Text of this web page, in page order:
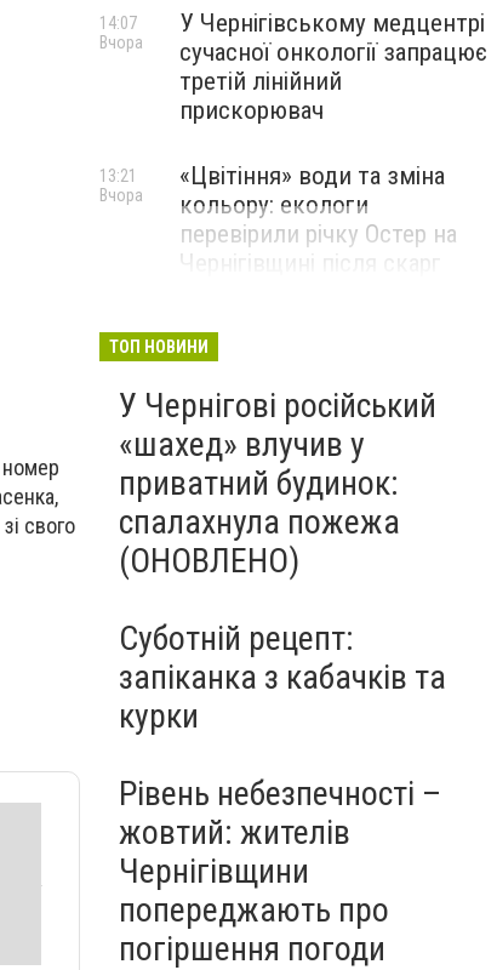
номер
свого
У Чернігівському медцентрі
сучасної онкології запрацює
третій лінійний
прискорювач
14:07
Вчора
«Цвітіння» води та зміна
кольору: екологи
перевірили річку Остер на
Чернігівщині після скарг
13:21
Вчора
ТОП НОВИНИ
У Чернігові російський
«шахед» влучив у
приватний будинок:
спалахнула пожежа
(ОНОВЛЕНО)
Суботній рецепт:
запіканка з кабачків та
курки
Рівень небезпечності –
жовтий: жителів
Чернігівщини
попереджають про
погіршення погоди